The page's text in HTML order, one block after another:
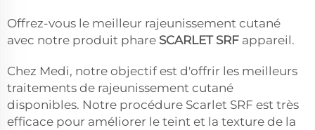
Offrez-vous le meilleur rajeunissement cutané
avec notre produit phare SCARLET SRF appareil.
Chez Medi, notre objectif est d'offrir les meilleurs
traitements de rajeunissement cutané
disponibles. Notre procédure Scarlet SRF est très
efficace pour améliorer le teint et la texture de la